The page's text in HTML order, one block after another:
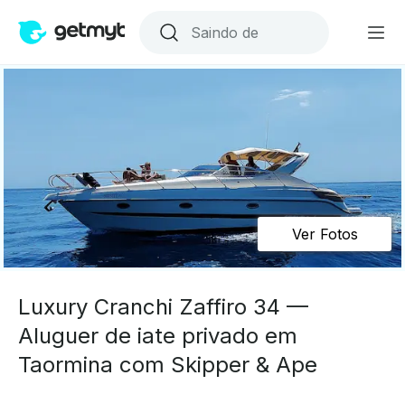
Ver Fotos
Luxury Cranchi Zaffiro 34 —
Aluguer de iate privado em
Taormina com Skipper & Ape